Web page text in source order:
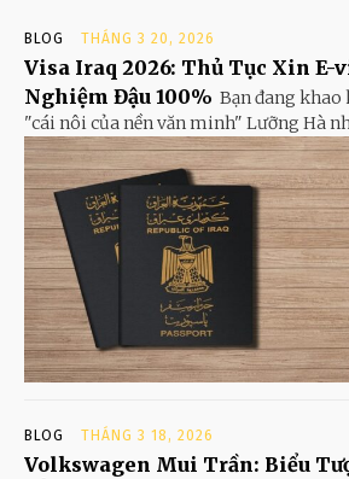
BLOG THÁNG 3 20, 2026
Visa Iraq 2026: Thủ Tục Xin E-
Nghiệm Đậu 100% Bạn đang khao
"cái nôi của nền văn minh" Lưỡng Hà
BLOG THÁNG 3 18, 2026
Volkswagen Mui Trần: Biểu